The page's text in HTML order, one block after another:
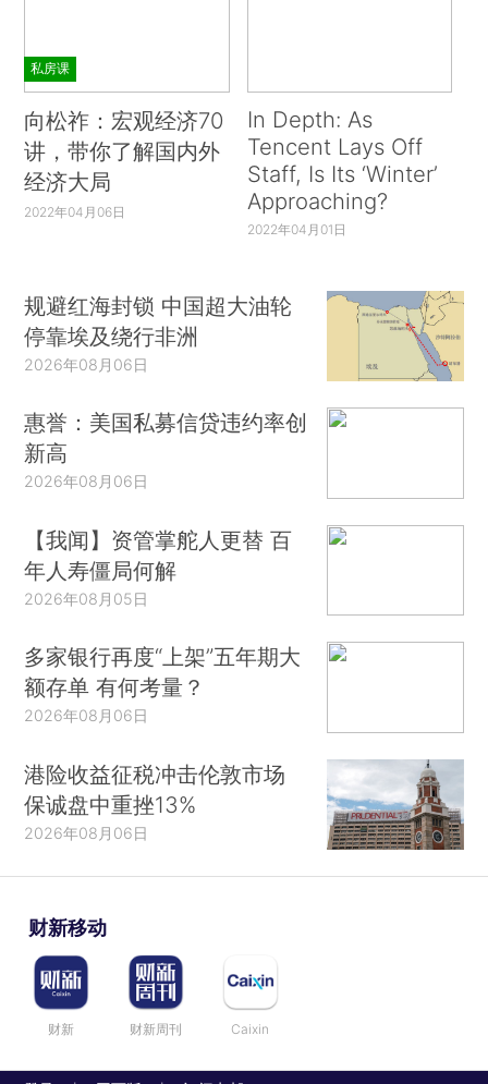
私房课
向松祚：宏观经济70
讲，带你了解国内外
经济大局
2022年04月06日
In Depth: As
Tencent Lays Off
Staff, Is Its ‘Winter’
Approaching?
2022年04月01日
规避红海封锁 中国超大油轮
停靠埃及绕行非洲
2026年08月06日
惠誉：美国私募信贷违约率创
新高
2026年08月06日
【我闻】资管掌舵人更替 百
年人寿僵局何解
2026年08月05日
多家银行再度“上架”五年期大
额存单 有何考量？
2026年08月06日
港险收益征税冲击伦敦市场
保诚盘中重挫13%
2026年08月06日
财新移动
财新 财新周刊 Caixin